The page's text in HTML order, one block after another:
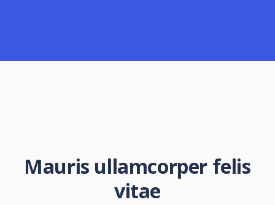
Mauris ullamcorper felis
vitae